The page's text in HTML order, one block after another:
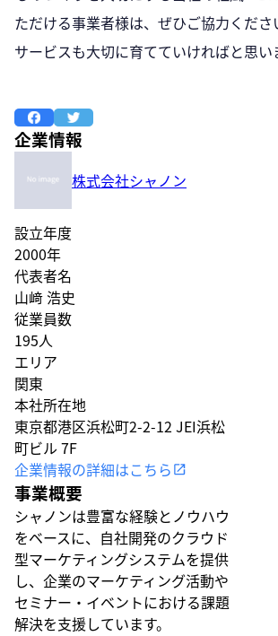
ただける事業者様は、ぜひご協力くだ
サービスも大切に育てていければと思い
企業情報
株式会社シャノン
設立年度
2000年
代表者名
山﨑 浩史
従業員数
195人
エリア
関東
本社所在地
東京都港区浜松町2-2-12 JEI浜松
町ビル 7F
企業情報の詳細はこちら
事業概要
シャノンは豊富な経験とノウハウ
をベースに、自社開発のクラウド
型マーケティングシステムを提供
し、企業のマーケティング活動や
セミナー・イベントにおける課題
解決を支援しています。